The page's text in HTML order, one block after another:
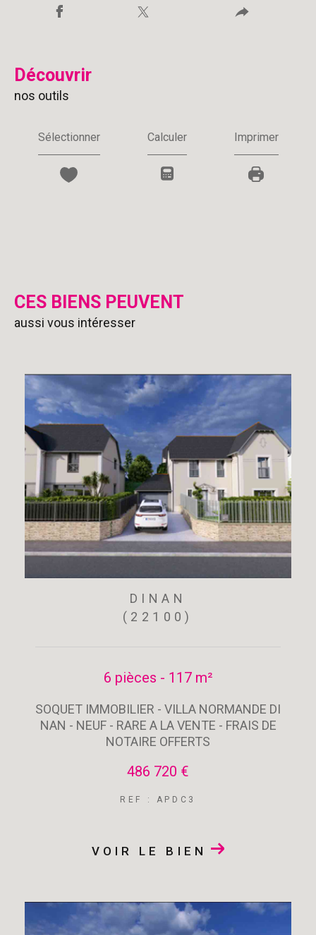
découvrir
nos outils
Sélectionner Calculer Imprimer
CES BIENS PEUVENT
aussi vous intéresser
DINAN
(22100)
6 pièces - 117 m²
SOQUET IMMOBILIER - VILLA NORMANDE DI
NAN - NEUF - RARE A LA VENTE - FRAIS DE
NOTAIRE OFFERTS
486 720 €
REF : APDC3
VOIR LE BIEN